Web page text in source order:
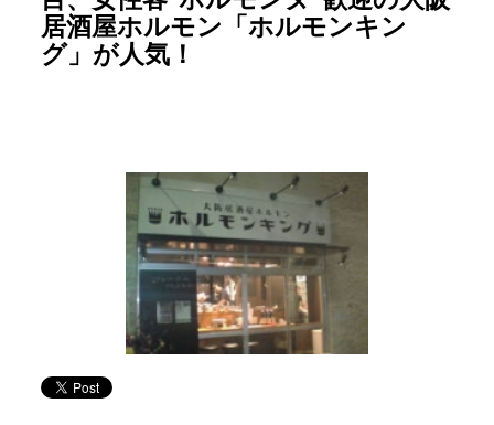
居酒屋ホルモン「ホルモンキン
グ」が人気！